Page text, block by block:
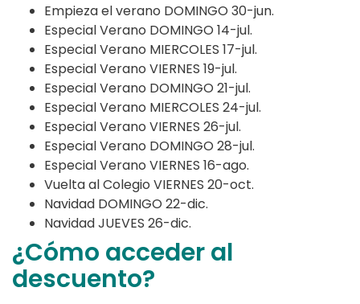
Empieza el verano DOMINGO 30-jun.
Especial Verano DOMINGO 14-jul.
Especial Verano MIERCOLES 17-jul.
Especial Verano VIERNES 19-jul.
Especial Verano DOMINGO 21-jul.
Especial Verano MIERCOLES 24-jul.
Especial Verano VIERNES 26-jul.
Especial Verano DOMINGO 28-jul.
Especial Verano VIERNES 16-ago.
Vuelta al Colegio VIERNES 20-oct.
Navidad DOMINGO 22-dic.
Navidad JUEVES 26-dic.
¿Cómo acceder al
descuento?